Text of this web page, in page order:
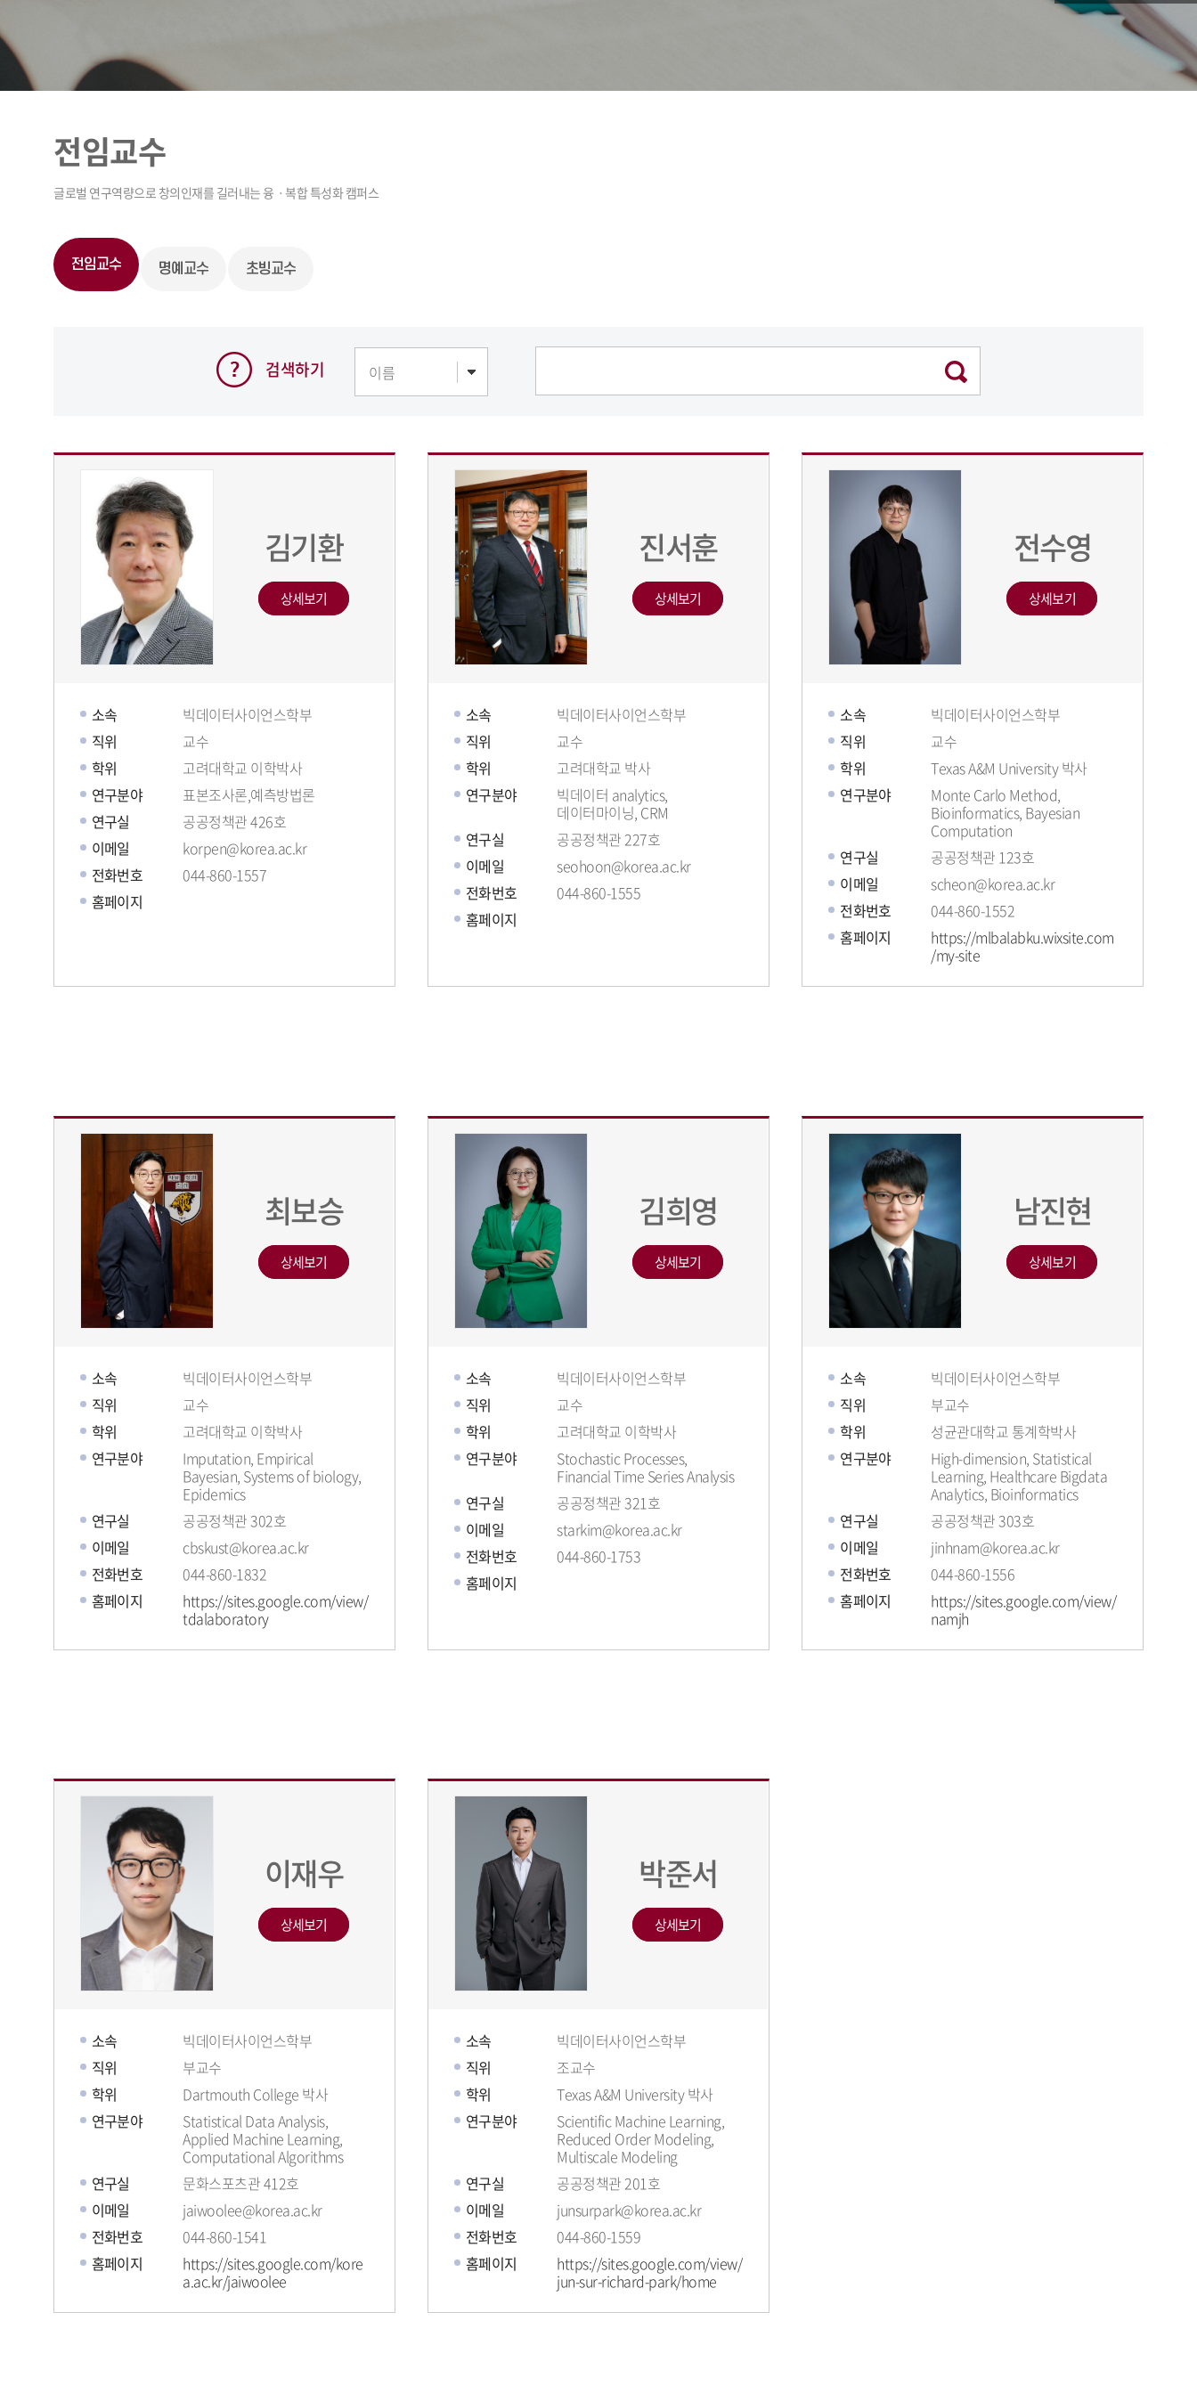
전임교수
전임교수 명예교수 초빙교수
검색하기
김기환
상세보기
소속
빅데이터사이언스학부
직위
교수
학위
고려대학교 이학박사
연구분야
표본조사론,예측방법론
연구실
공공정책관 426호
이메일
korpen@korea.ac.kr
전화번호
044-860-1557
홈페이지
진서훈
상세보기
소속
빅데이터사이언스학부
직위
교수
학위
고려대학교 박사
연구분야
빅데이터 analytics,
데이터마이닝, CRM
연구실
공공정책관 227호
이메일
seohoon@korea.ac.kr
전화번호
044-860-1555
홈페이지
전수영
상세보기
소속
빅데이터사이언스학부
직위
교수
학위
Texas A&M University 박사
연구분야
Monte Carlo Method,
Bioinformatics, Bayesian
Computation
연구실
공공정책관 123호
이메일
scheon@korea.ac.kr
전화번호
044-860-1552
홈페이지
https://mlbalabku.wixsite.com
/my-site
최보승
상세보기
소속
빅데이터사이언스학부
직위
교수
학위
고려대학교 이학박사
연구분야
Imputation, Empirical
Bayesian, Systems of biology,
Epidemics
연구실
공공정책관 302호
이메일
cbskust@korea.ac.kr
전화번호
044-860-1832
홈페이지
https://sites.google.com/view/
tdalaboratory
김희영
상세보기
소속
빅데이터사이언스학부
직위
교수
학위
고려대학교 이학박사
연구분야
Stochastic Processes,
Financial Time Series Analysis
연구실
공공정책관 321호
이메일
starkim@korea.ac.kr
전화번호
044-860-1753
홈페이지
남진현
상세보기
소속
빅데이터사이언스학부
직위
부교수
학위
성균관대학교 통계학박사
연구분야
High-dimension, Statistical
Learning, Healthcare Bigdata
Analytics, Bioinformatics
연구실
공공정책관 303호
이메일
jinhnam@korea.ac.kr
전화번호
044-860-1556
홈페이지
https://sites.google.com/view/
namjh
이재우
상세보기
소속
빅데이터사이언스학부
직위
부교수
학위
Dartmouth College 박사
연구분야
Statistical Data Analysis,
Applied Machine Learning,
Computational Algorithms
연구실
문화스포츠관 412호
이메일
jaiwoolee@korea.ac.kr
전화번호
044-860-1541
홈페이지
https://sites.google.com/kore
a.ac.kr/jaiwoolee
박준서
상세보기
소속
빅데이터사이언스학부
직위
조교수
학위
Texas A&M University 박사
연구분야
Scientific Machine Learning,
Reduced Order Modeling,
Multiscale Modeling
연구실
공공정책관 201호
이메일
junsurpark@korea.ac.kr
전화번호
044-860-1559
홈페이지
https://sites.google.com/view/
jun-sur-richard-park/home